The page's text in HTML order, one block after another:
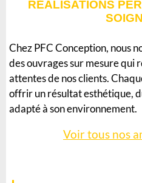
RÉALISATIONS
Chez PFC Conception, nous
des ouvrages sur mesure qui
attentes de nos clients.
offrir un résultat esthétique,
adapté à son environnement.
Voir tous nos